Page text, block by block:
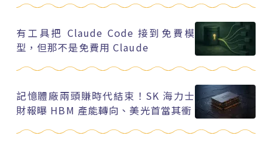
有工具把 Claude Code 接到免費模
型，但那不是免費用 Claude
記憶體廠兩頭賺時代結束！SK 海力士
財報曝 HBM 產能轉向、美光首當其衝